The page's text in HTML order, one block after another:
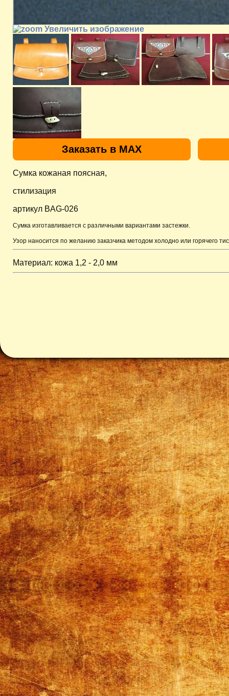
Увеличить изображение
Заказать в MAX
Сумка кожаная поясная,
стилизация
артикул BAG-026
Сумка изготавливается с различными вариантами застежки.
Узор наносится по желанию заказчика методом холодно или горячего
Материал: кожа 1,2 - 2,0 мм